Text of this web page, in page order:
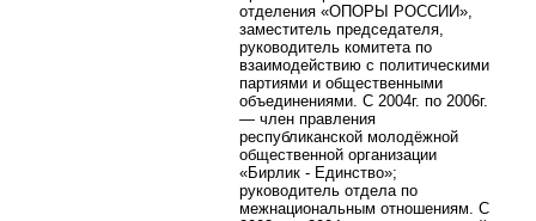
отделения «ОПОРЫ РОССИИ»,
заместитель председателя,
руководитель комитета по
взаимодействию с политическими
партиями и общественными
объединениями. С 2004г. по 2006г.
— член правления
республиканской молодёжной
общественной организации
«Бирлик - Единство»;
руководитель отдела по
межнациональным отношениям. С